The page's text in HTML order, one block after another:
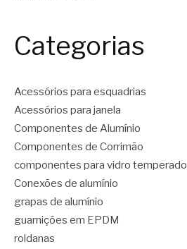
Categorias
Acessórios para esquadrias
Acessórios para janela
Componentes de Alumínio
Componentes de Corrimão
componentes para vidro temperado
Conexões de alumínio
grapas de alumínio
guarnições em EPDM
roldanas